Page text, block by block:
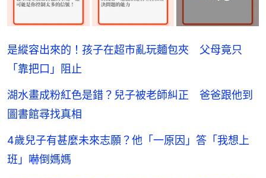
是縱容出來的！孩子在超市亂玩麵包夾 父母竟只
「靠把口」阻止
湖水畫成粉紅色是錯？兒子被老師糾正 爸爸跟他到
圖書館尋找真相
4歲兒子有甚麼未來志願？他「一原因」答「我想上
班」嚇倒媽媽